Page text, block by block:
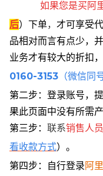
如果您是买阿
后） 下单， 才可享受
品相对而言有点少，
业务才有较大的折扣，
0160-3153 （微信同
第二步：登录账号，
果此页面中没有所需
第三步： 联系销售人员
看收款方式）。
第四步：自行登录阿